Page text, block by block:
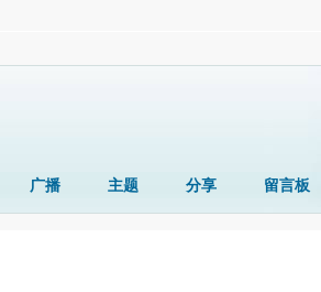
广播 主题 分享 留言板